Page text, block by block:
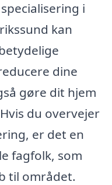
i
kan
dine
gøre dit hjem
du overvejer
er det en
fagfolk, som
til området.